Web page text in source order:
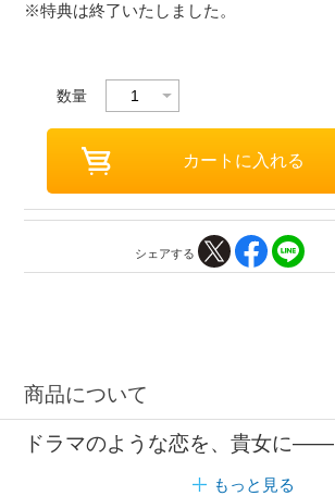
※特典は終了いたしました。
数量
シェアする
商品について
ドラマのような恋を、貴女に――
もっと見る